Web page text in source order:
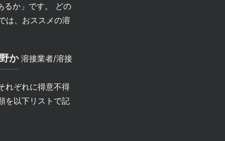
るか」です。 どの
は、おススメの溶
か溶接業者/溶接
れぞれに得意不得
を以下リストで記